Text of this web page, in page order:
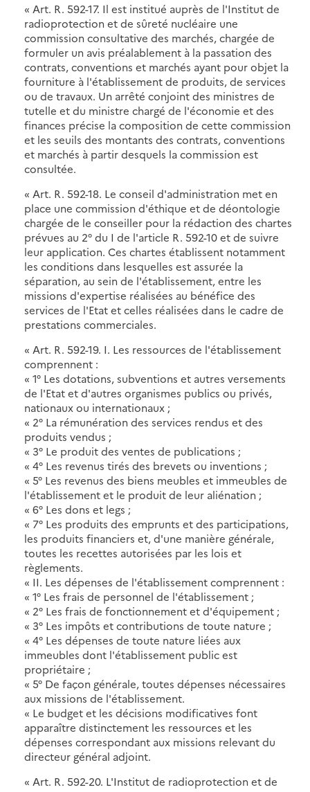
« Art. R. 592-17. Il est institué auprès de l'Institut de
radioprotection et de sûreté nucléaire une
commission consultative des marchés, chargée de
formuler un avis préalablement à la passation des
contrats, conventions et marchés ayant pour objet la
fourniture à l'établissement de produits, de services
ou de travaux. Un arrêté conjoint des ministres de
tutelle et du ministre chargé de l'économie et des
finances précise la composition de cette commission
et les seuils des montants des contrats, conventions
et marchés à partir desquels la commission est
consultée.
« Art. R. 592-18. Le conseil d'administration met en
place une commission d'éthique et de déontologie
chargée de le conseiller pour la rédaction des chartes
prévues au 2° du I de l'article R. 592-10 et de suivre
leur application. Ces chartes établissent notamment
les conditions dans lesquelles est assurée la
séparation, au sein de l'établissement, entre les
missions d'expertise réalisées au bénéfice des
services de l'Etat et celles réalisées dans le cadre de
prestations commerciales.
« Art. R. 592-19. I. Les ressources de l'établissement
comprennent :
« 1° Les dotations, subventions et autres versements
de l'Etat et d'autres organismes publics ou privés,
nationaux ou internationaux ;
« 2° La rémunération des services rendus et des
produits vendus ;
« 3° Le produit des ventes de publications ;
« 4° Les revenus tirés des brevets ou inventions ;
« 5° Les revenus des biens meubles et immeubles de
l'établissement et le produit de leur aliénation ;
« 6° Les dons et legs ;
« 7° Les produits des emprunts et des participations,
les produits financiers et, d'une manière générale,
toutes les recettes autorisées par les lois et
règlements.
« II. Les dépenses de l'établissement comprennent :
« 1° Les frais de personnel de l'établissement ;
« 2° Les frais de fonctionnement et d'équipement ;
« 3° Les impôts et contributions de toute nature ;
« 4° Les dépenses de toute nature liées aux
immeubles dont l'établissement public est
propriétaire ;
« 5° De façon générale, toutes dépenses nécessaires
aux missions de l'établissement.
« Le budget et les décisions modificatives font
apparaître distinctement les ressources et les
dépenses correspondant aux missions relevant du
directeur général adjoint.
« Art. R. 592-20. L'Institut de radioprotection et de